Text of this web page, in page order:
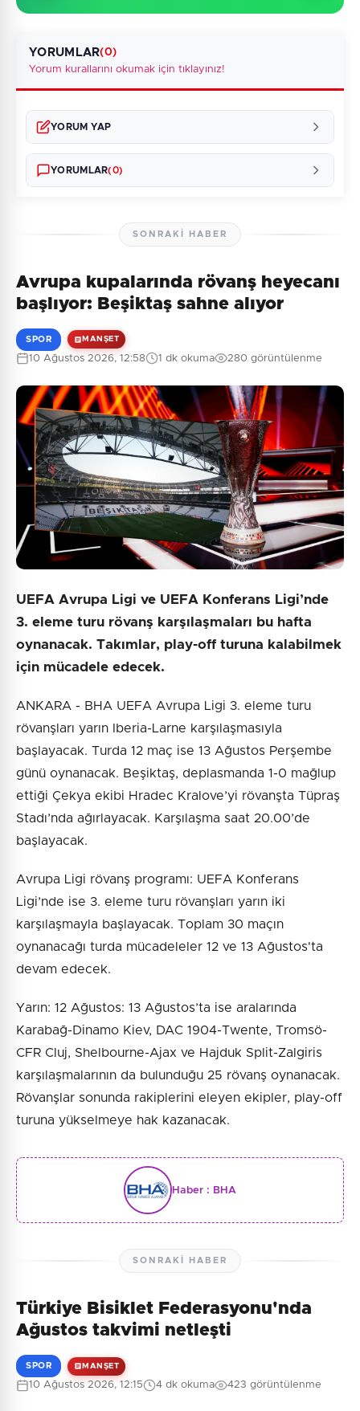
YORUMLAR(0)
Yorum kurallarını okumak için tıklayınız!
YORUM YAP
Güvenlik Sorusu:
4 + 10 = ?
Gönder
YORUMLAR(0)
Henüz yorum yapılmamış. İlk yorumu siz yapın!
SONRAKI HABER
Avrupa kupalarında rövanş heyecanı
başlıyor: Beşiktaş sahne alıyor
SPOR MANŞET
10 Ağustos 2026, 12:58 1 dk okuma 280 görüntülenme
UEFA Avrupa Ligi ve UEFA Konferans Ligi’nde
3. eleme turu rövanş karşılaşmaları bu hafta
oynanacak. Takımlar, play-off turuna kalabilmek
için mücadele edecek.
ANKARA - BHA UEFA Avrupa Ligi 3. eleme turu
rövanşları yarın Iberia-Larne karşılaşmasıyla
başlayacak. Turda 12 maç ise 13 Ağustos Perşembe
günü oynanacak. Beşiktaş, deplasmanda 1-0 mağlup
ettiği Çekya ekibi Hradec Kralove’yi rövanşta Tüpraş
Stadı’nda ağırlayacak. Karşılaşma saat 20.00’de
başlayacak.
Avrupa Ligi rövanş programı: UEFA Konferans
Ligi’nde ise 3. eleme turu rövanşları yarın iki
karşılaşmayla başlayacak. Toplam 30 maçın
oynanacağı turda mücadeleler 12 ve 13 Ağustos'ta
devam edecek.
Yarın: 12 Ağustos: 13 Ağustos’ta ise aralarında
Karabağ-Dinamo Kiev, DAC 1904-Twente, Tromsö-
CFR Cluj, Shelbourne-Ajax ve Hajduk Split-Zalgiris
karşılaşmalarının da bulunduğu 25 rövanş oynanacak.
Rövanşlar sonunda rakiplerini eleyen ekipler, play-off
turuna yükselmeye hak kazanacak.
Haber : BHA
SONRAKI HABER
Türkiye Bisiklet Federasyonu'nda
Ağustos takvimi netleşti
SPOR MANŞET
10 Ağustos 2026, 12:15 4 dk okuma 423 görüntülenme